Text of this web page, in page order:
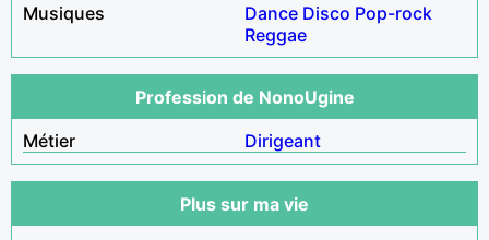
Musiques
Dance Disco Pop-rock
Reggae
Profession de NonoUgine
Métier
Dirigeant
Plus sur ma vie